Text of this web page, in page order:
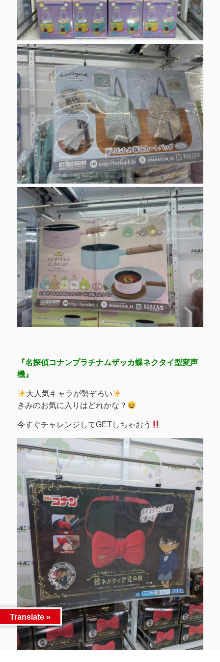
『名探偵コナンプラチナムザッカ蝶ネクタイ型変声
機』
大人気キャラが勢ぞろい
きみのお気に入りはどれかな？
今すぐチャレンジしてGETしちゃおう
Translate »